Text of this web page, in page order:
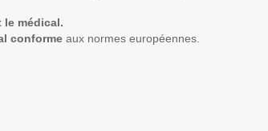
le médical.
conforme aux normes européennes.